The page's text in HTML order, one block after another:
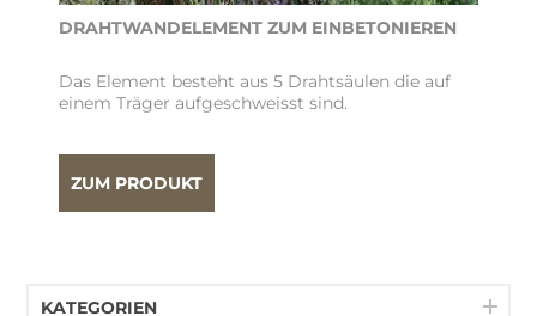
DRAHTWANDELEMENT ZUM EINBETONIEREN
Das Element besteht aus 5 Drahtsäulen die auf
einem Träger aufgeschweisst sind.
ZUM PRODUKT
KATEGORIEN